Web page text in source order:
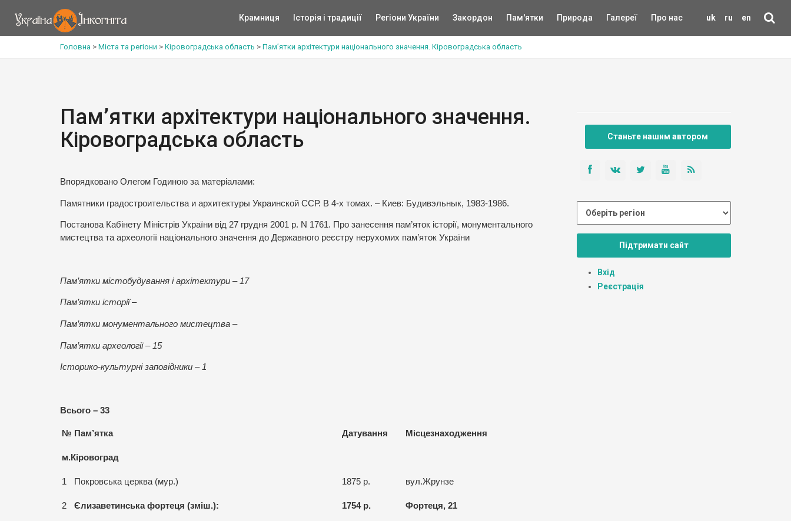
uk ru en
Крамниця Історія і традиції Регіони України Закордон Пам'ятки Природа Галереї Про нас
Головна > Міста та регіони > Кіровоградська область > Пам’ятки архітектури національного значення. Кіровоградська область
Пам’ятки архітектури національного значення.
Кіровоградська область
Впорядковано Олегом Годиною за матеріалами:
Памятники градостроительства и архитектуры Украинской ССР. В 4-х томах. – Киев: Будивэльнык, 1983-1986.
Постанова Кабінету Міністрів України від 27 грудня 2001 р. N 1761. Про занесення пам’яток історії, монументального
мистецтва та археології національного значення до Державного реєстру нерухомих пам’яток України
Пам’ятки містобудування і архітектури – 17
Пам’ятки історії –
Пам’ятки монументального мистецтва –
Пам’ятки археології – 15
Історико-культурні заповідники – 1
Всього – 33
№ Пам’ятка Датування Місцезнаходження
м.Кіровоград
1 Покровська церква (мур.) 1875 р. вул.Жрунзе
2 Єлизаветинська фортеця (зміш.): 1754 р. Фортеця, 21
Станьте нашим автором
Підтримати сайт
Вхід
Реєстрація